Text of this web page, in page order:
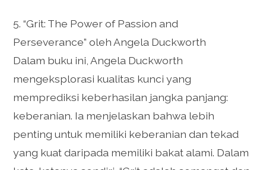
5. “Grit: The Power of Passion and
Perseverance” oleh Angela Duckworth
Dalam buku ini, Angela Duckworth
mengeksplorasi kualitas kunci yang
memprediksi keberhasilan jangka panjang:
keberanian. Ia menjelaskan bahwa lebih
penting untuk memiliki keberanian dan tekad
yang kuat daripada memiliki bakat alami. Dalam